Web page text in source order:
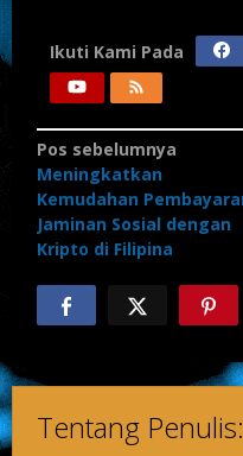
Ikuti Kami Pada
Navigasi
pos
Pos sebelumnya
Meningkatkan
Kemudahan
Jaminan Sosial dengan
Kripto di Filipina
Tentang Penulis: